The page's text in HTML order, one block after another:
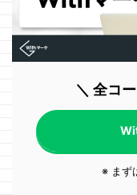
＼ 全コ
※ まず